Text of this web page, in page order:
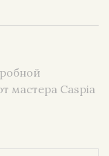
мастера Caspia